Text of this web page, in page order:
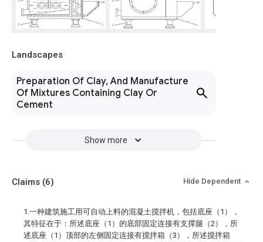
Landscapes
Preparation Of Clay, And Manufacture
Of Mixtures Containing Clay Or
Cement
Show more
Claims (6) Hide Dependent
1.一种建筑施工用可自动上料的混凝土搅拌机，包括底座（1），
其特征在于：所述底座（1）的底部固定连接有支撑腿（2），所
述底座（1）顶部的左侧固定连接有搅拌箱（3），所述搅拌箱